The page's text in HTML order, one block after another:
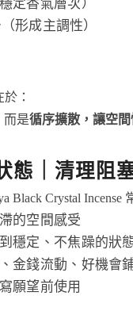
定香氣層次）
形成主調性）
：
而是循序擴散，讓空
態｜清理阻
Black Crystal Incense
的空間感受
穩定、不焦躁的狀
金錢流動、好機會
願望前使用